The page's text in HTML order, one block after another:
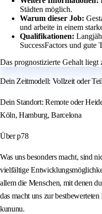
Städten möglich.
Warum dieser Job:
und arbeite in einem
Qualifikationen:
SuccessFactors und gute
Das prognostizierte Gehalt liegt
Dein Zeitmodell: Vollzeit oder
Dein Standort: Remote oder
Köln, Hamburg, Barcelona
Über p78
Was uns besonders macht, sind
vielfältige
allem die Menschen, mit denen
das macht uns zur
kununu.